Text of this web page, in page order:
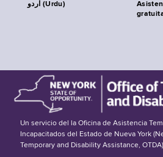
اردو (Urdu)
Un servicio del la Oficina de Asistencia
Incapacitados del Estado de Nueva York
Temporary and Disability Assistance,